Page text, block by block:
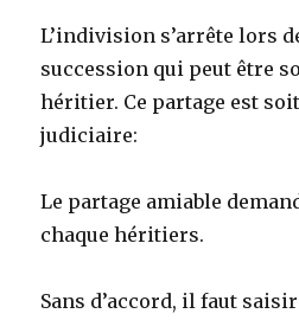
L’indivision s’arrête lors
succession qui peut être
héritier. Ce partage est
judiciaire:
Le partage amiable
chaque héritiers.
Sans d’accord, il faut